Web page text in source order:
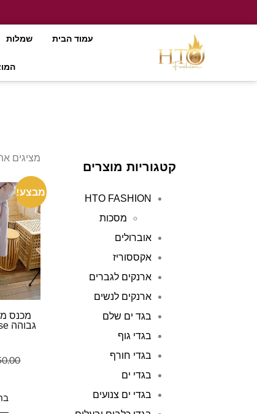
עמוד הבית
שמלות
קטגוריות מוצרים
HTO FASHION
מסכות
אוברולים
אקססוריז
ארנקים לגברים
ארנקים לנשים
בגד ים שלם
בגדי גוף
בגדי חורף
בגדי ים
בגדי ים צנועים
מציגים את כל ⁦12⁩
מבצע!
מכנס